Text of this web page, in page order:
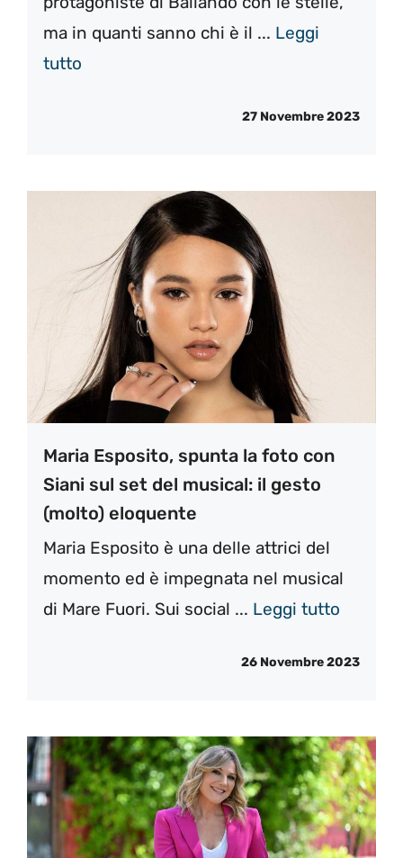
ma in quanti sanno chi è il ... Leggi
tutto
27 Novembre 2023
Maria Esposito, spunta la foto con
Siani sul set del musical: il gesto
(molto) eloquente
Maria Esposito è una delle attrici del
momento ed è impegnata nel musical
di Mare Fuori. Sui social ... Leggi tutto
26 Novembre 2023